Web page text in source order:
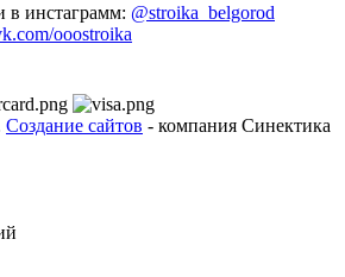
в инстаграмм: @stroika_belgorod
ooostroika
Создание сайтов - компания Синектика